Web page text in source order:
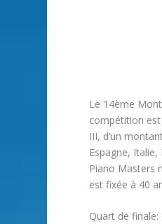
Le 14ème
compétition est
III, d’un
Espagne,
Piano Masters
est fixée à 40
Quart de finale: